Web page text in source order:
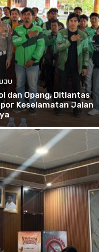
dan Opang, Ditlantas
Keselamatan Jalan